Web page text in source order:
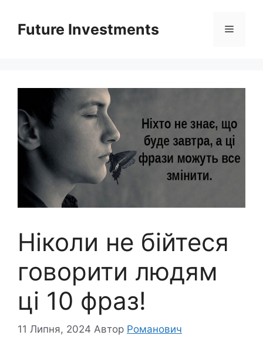
вмістуFuture Investments Меню
Ніколи не бійтеся
говорити людям
ці 10 фраз!
11 Липня, 2024 Автор Романович